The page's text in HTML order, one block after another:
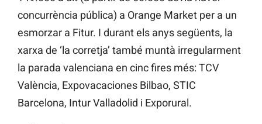
concurrència pública) a Orange Market per a un
esmorzar a Fitur. I durant els anys següents, la
xarxa de ‘la corretja’ també muntà irregularment
la parada valenciana en cinc fires més: TCV
València, Expovacaciones Bilbao, STIC
Barcelona, Intur Valladolid i Exporural.